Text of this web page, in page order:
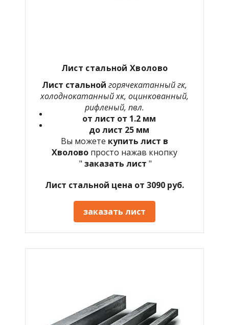
Лист стальной Хволово
Лист стальной горячекатанный гк,
холоднокатанный хк, оцинкованный,
рифленый, пвл.
от лист от 1.2 мм
до лист 25 мм
Вы можете купить лист в
Хволово просто нажав кнопку
" заказать лист "
Лист стальной цена от 3090 руб.
заказать лист